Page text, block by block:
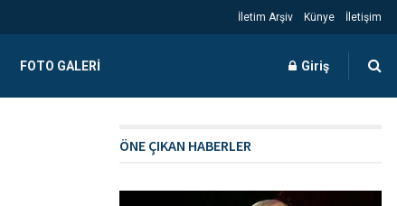
İletim Arşiv Künye İletişim
FOTO GALERI Giriş
ÖNE ÇIKAN HABERLER